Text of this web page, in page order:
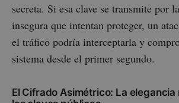
secreta. Si esa clave se transmite por
insegura que intentan proteger, un
el tráfico podría interceptarla y
sistema desde el primer segundo.
El Cifrado Asimétrico: La